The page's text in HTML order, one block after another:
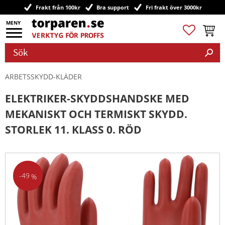
Meny
Frakt från 100kr Bra support Fri frakt över 3000kr
Favoriter
ARBETSSKYDD-KLÄDER
ELEKTRIKER-SKYDDSHANDSKE MED
MEKANISKT OCH TERMISKT SKYDD.
STORLEK 11. KLASS 0. RÖD
49 %